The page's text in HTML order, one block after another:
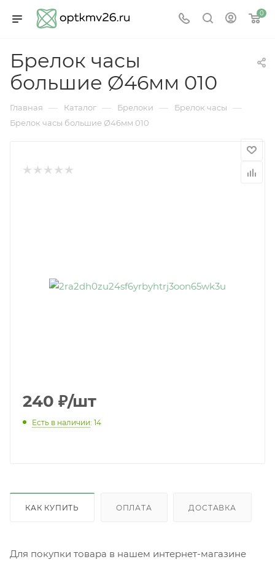
0
Брелок часы
большие Ø46мм 010
Главная — Каталог — Брелоки — Брелок часы —
Брелок часы большие Ø46мм 010
240 ₽/шт
Есть в наличии: 14
КАК КУПИТЬ ОПЛАТА ДОСТАВКА
Для покупки товара в нашем интернет-магазине